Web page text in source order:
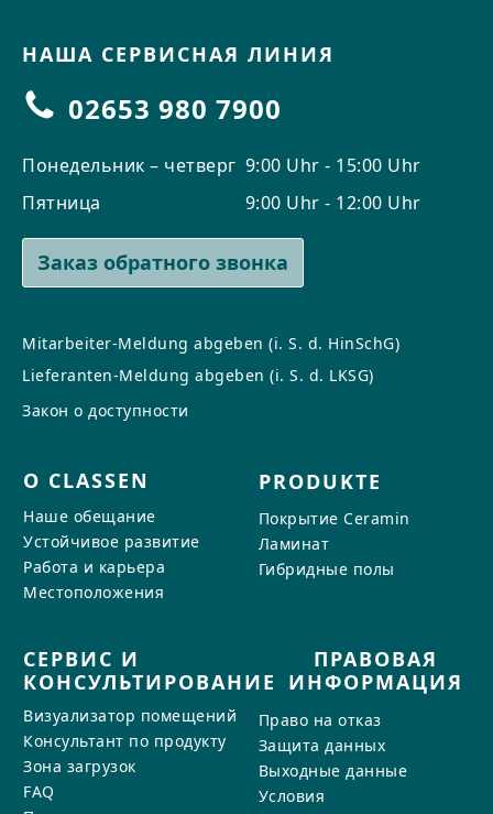
НАША СЕРВИСНАЯ ЛИНИЯ
02653 980 7900
Понедельник – четверг
Пятница
9:00 Uhr - 15:00 Uhr
9:00 Uhr - 12:00 Uhr
Заказ обратного звонка
Mitarbeiter-Meldung abgeben (i. S. d. HinSchG)
Lieferanten-Meldung abgeben (i. S. d. LKSG)
Закон о доступности
О CLASSEN
Наше обещание
Устойчивое развитие
Работа и карьера
Местоположения
PRODUKTE
Покрытие Ceramin
Ламинат
Гибридные полы
СЕРВИС И
КОНСУЛЬТИРОВАНИЕ
Визуализатор помещений
Консультант по продукту
Зона загрузок
FAQ
ПРАВОВАЯ
ИНФОРМАЦИЯ
Право на отказ
Защита данных
Выходные данные
Условия